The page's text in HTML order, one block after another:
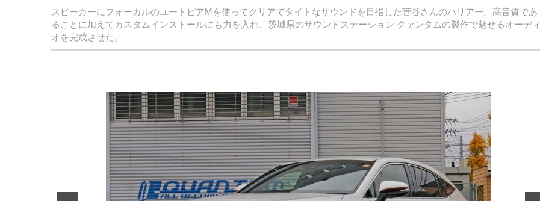
スピーカーにフォーカルのユートピアMを使ってクリアでタイトなサウンドを目指した菅谷さんのハリアー。高音質であ
ることに加えてカスタムインストールにも力を入れ、茨城県のサウンドステーション クァンタムの製作で魅せるオーディ
オを完成させた。